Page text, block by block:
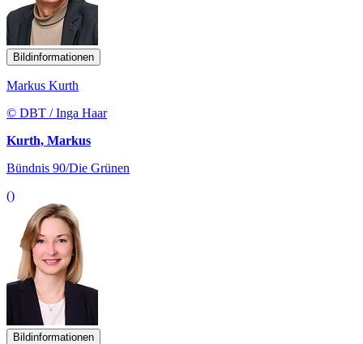
Bildinformationen
Markus Kurth
© DBT / Inga Haar
Kurth, Markus
Bündnis 90/Die Grünen
()
Bildinformationen